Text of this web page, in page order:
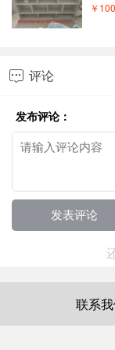
￥
 评论
发布评论：
联系